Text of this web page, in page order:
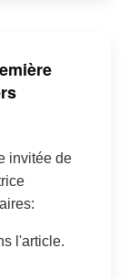
invitée de
l'article.